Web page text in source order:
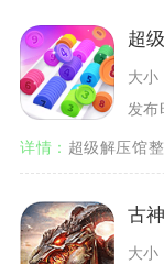
超
大小
发布
详情： 超级解压馆整合收纳整
古
大小